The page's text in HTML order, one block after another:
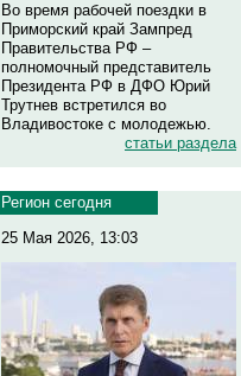
Во время рабочей поездки в
Приморский край Зампред
Правительства РФ –
полномочный представитель
Президента РФ в ДФО Юрий
Трутнев встретился во
Владивостоке с молодежью.
статьи раздела
Регион сегодня
25 Мая 2026, 13:03